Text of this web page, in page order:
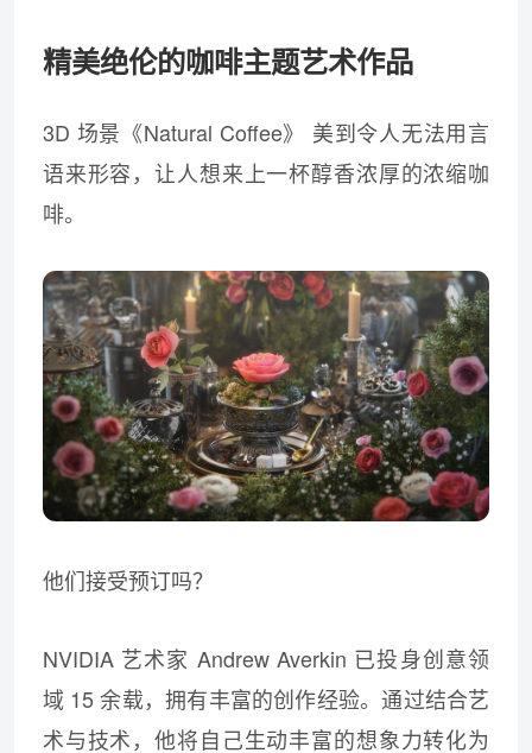
精美绝伦的咖啡主题艺术作品
3D 场景《Natural Coffee》 美到令人无法用言
语来形容，让人想来上一杯醇香浓厚的浓缩咖
啡。
他们接受预订吗？
NVIDIA 艺术家 Andrew Averkin 已投身创意领
域 15 余载，拥有丰富的创作经验。通过结合艺
术与技术，他将自己生动丰富的想象力转化为